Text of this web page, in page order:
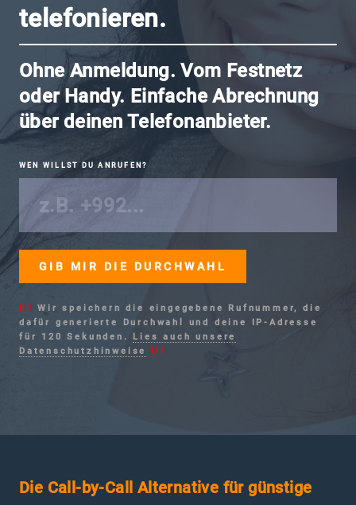
telefonieren.
Ohne Anmeldung. Vom Festnetz
oder Handy. Einfache Abrechnung
über deinen Telefonanbieter.
WEN WILLST DU ANRUFEN?
!!!
Wir speichern die eingegebene Rufnummer, die
dafür generierte Durchwahl und deine IP-Adresse
für 120 Sekunden. Lies auch unsere
Datenschutzhinweise
!!!
Die Call-by-Call Alternative für günstige